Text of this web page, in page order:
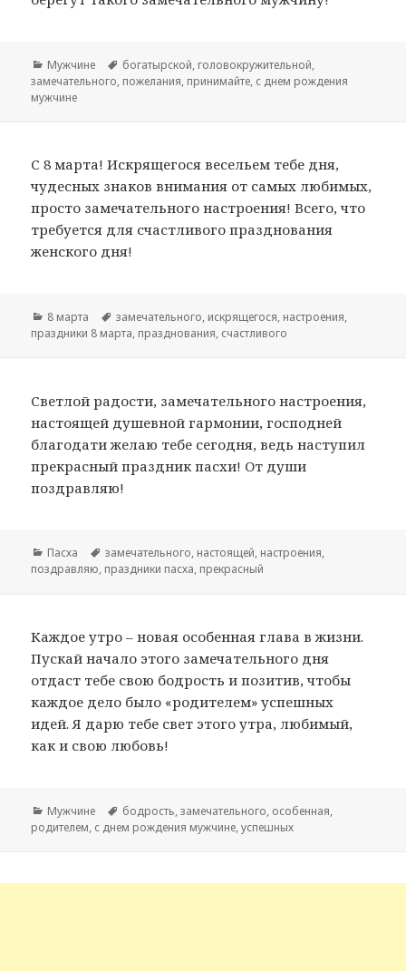
Рубрики
Мужчине Метки
богатырской, головокружительной,
замечательного, пожелания, принимайте, с днем рождения
мужчине
С 8 марта! Искрящегося весельем тебе дня,
чудесных знаков внимания от самых любимых,
просто замечательного настроения! Всего, что
требуется для счастливого празднования
женского дня!
Рубрики
8 марта Метки
замечательного, искрящегося, настроения,
праздники 8 марта, празднования, счастливого
Светлой радости, замечательного настроения,
настоящей душевной гармонии, господней
благодати желаю тебе сегодня, ведь наступил
прекрасный праздник пасхи! От души
поздравляю!
Рубрики
Пасха Метки
замечательного, настоящей, настроения,
поздравляю, праздники пасха, прекрасный
Каждое утро – новая особенная глава в жизни.
Пускай начало этого замечательного дня
отдаст тебе свою бодрость и позитив, чтобы
каждое дело было «родителем» успешных
идей. Я дарю тебе свет этого утра, любимый,
как и свою любовь!
Рубрики
Мужчине Метки
бодрость,замечательного, особенная,
родителем, с днем рождения мужчине,успешных